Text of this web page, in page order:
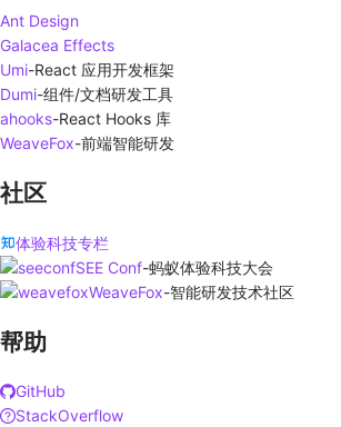
Ant Design
Galacea Effects
Umi-React 应用开发框架
Dumi-组件/文档研发工具
ahooks-React Hooks 库
WeaveFox-前端智能研发
社区
体验科技专栏
SEE Conf-蚂蚁体验科技大会
WeaveFox-智能研发技术社区
帮助
GitHub
StackOverflow